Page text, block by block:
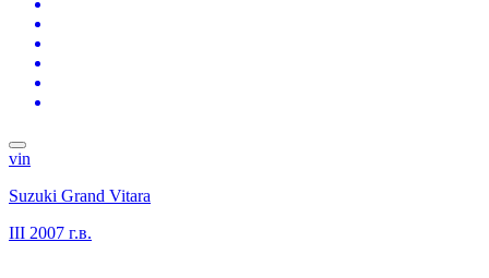
vin
Suzuki Grand Vitara
III 2007 г.в.